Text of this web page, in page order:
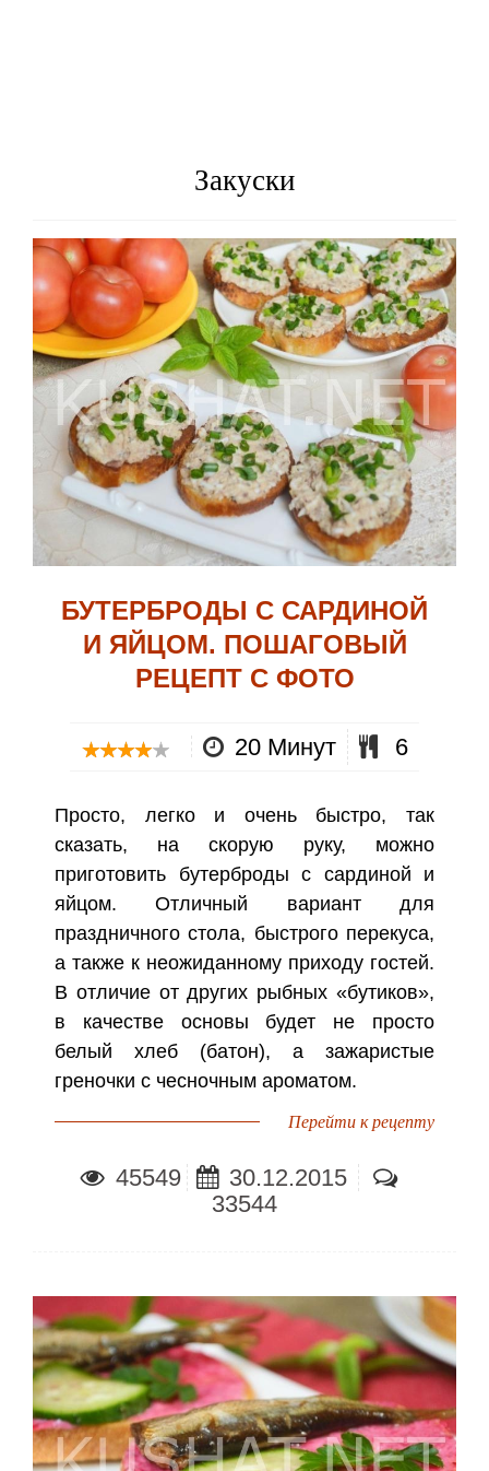
Закуски
БУТЕРБРОДЫ С САРДИНОЙ
И ЯЙЦОМ. ПОШАГОВЫЙ
РЕЦЕПТ С ФОТО
20 Минут 6
Просто, легко и очень быстро, так
сказать, на скорую руку, можно
приготовить бутерброды с сардиной и
яйцом. Отличный вариант для
праздничного стола, быстрого перекуса,
а также к неожиданному приходу гостей.
В отличие от других рыбных «бутиков»,
в качестве основы будет не просто
белый хлеб (батон), а зажаристые
греночки с чесночным ароматом.
Перейти к рецепту
45549
30.12.2015
33544